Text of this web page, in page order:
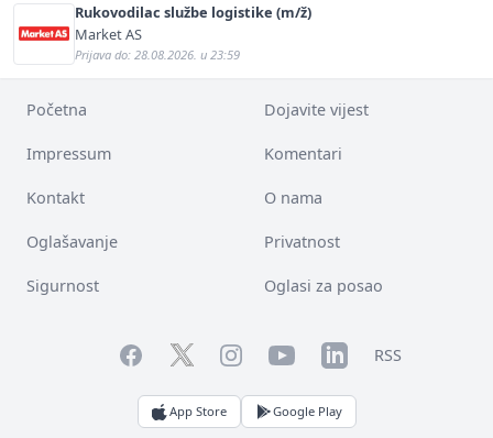
Rukovodilac službe logistike (m/ž)
Market AS
Prijava do: 28.08.2026. u 23:59
Početna Dojavite vijest
Impressum Komentari
Kontakt O nama
Oglašavanje Privatnost
Sigurnost Oglasi za posao
FacebookTwitterInstagramYouTubeLinkedInRSS
App Store Google Play